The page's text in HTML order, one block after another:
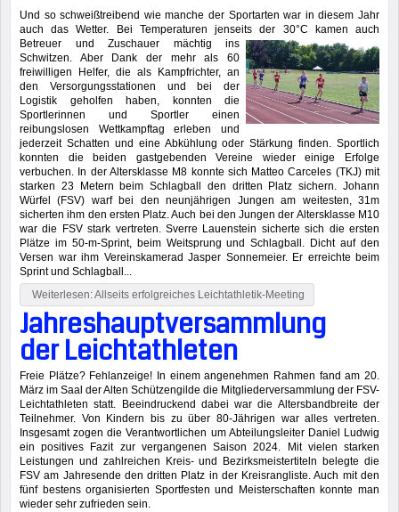
Und so schweißtreibend wie manche der Sportarten war in diesem Jahr
auch das Wetter. Bei Temperaturen jenseits der 30°C kamen auch
Betreuer und Zuschauer mächtig ins
Schwitzen. Aber Dank der mehr als 60
freiwilligen Helfer, die als Kampfrichter, an
den Versorgungsstationen und bei der
Logistik geholfen haben, konnten die
Sportlerinnen und Sportler einen
reibungslosen Wettkampftag erleben und
jederzeit Schatten und eine Abkühlung oder Stärkung finden. Sportlich
konnten die beiden gastgebenden Vereine wieder einige Erfolge
verbuchen. In der Altersklasse M8 konnte sich Matteo Carceles (TKJ) mit
starken 23 Metern beim Schlagball den dritten Platz sichern. Johann
Würfel (FSV) warf bei den neunjährigen Jungen am weitesten, 31m
sicherten ihm den ersten Platz. Auch bei den Jungen der Altersklasse M10
war die FSV stark vertreten. Sverre Lauenstein sicherte sich die ersten
Plätze im 50-m-Sprint, beim Weitsprung und Schlagball. Dicht auf den
Versen war ihm Vereinskamerad Jasper Sonnemeier. Er erreichte beim
Sprint und Schlagball...
Weiterlesen: Allseits erfolgreiches Leichtathletik-Meeting
Jahreshauptversammlung
der Leichtathleten
Freie Plätze? Fehlanzeige! In einem angenehmen Rahmen fand am 20.
März im Saal der Alten Schützengilde die Mitgliederversammlung der FSV-
Leichtathleten statt. Beeindruckend dabei war die Altersbandbreite der
Teilnehmer. Von Kindern bis zu über 80-Jährigen war alles vertreten.
Insgesamt zogen die Verantwortlichen um Abteilungsleiter Daniel Ludwig
ein positives Fazit zur vergangenen Saison 2024. Mit vielen starken
Leistungen und zahlreichen Kreis- und Bezirksmeistertiteln belegte die
FSV am Jahresende den dritten Platz in der Kreisrangliste. Auch mit den
fünf bestens organisierten Sportfesten und Meisterschaften konnte man
wieder sehr zufrieden sein.